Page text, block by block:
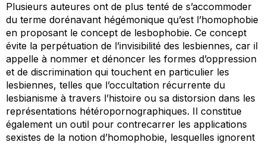
Plusieurs auteures ont de plus tenté de s’accommoder
du terme dorénavant hégémonique qu’est l’homophobie
en proposant le concept de lesbophobie. Ce concept
évite la perpétuation de l’invisibilité des lesbiennes, car il
appelle à nommer et dénoncer les formes d’oppression
et de discrimination qui touchent en particulier les
lesbiennes, telles que l’occultation récurrente du
lesbianisme à travers l’histoire ou sa distorsion dans les
représentations hétéropornographiques. Il constitue
également un outil pour contrecarrer les applications
sexistes de la notion d’homophobie, lesquelles ignorent